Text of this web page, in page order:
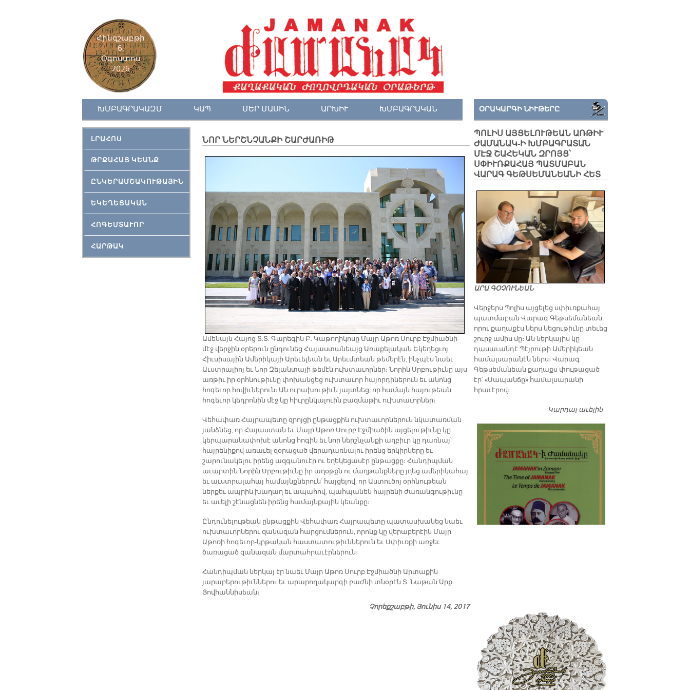
Հինգշաբթի
6,
Օգոստոս
2026
ԽՄԲԱԳՐԱԿԱԶՄ ԿԱՊ ՄԵՐ ՄԱՍԻՆ ԱՐԽԻՒ ԽՄԲԱԳՐԱԿԱՆ
ԼՐԱՀՈՍ
ԹՐՔԱՀԱՅ ԿԵԱՆՔ
ԸՆԿԵՐԱՄՇԱԿՈՒԹԱՅԻՆ
ԵԿԵՂԵՑԱԿԱՆ
ՀՈԳԵՄՏԱՒՈՐ
ՀԱՐԹԱԿ
ՆՈՐ ՆԵՐՇՆՉԱՆՔԻ ՇԱՐԺԱՌԻԹ
Ամենայն Հայոց Տ.Տ. Գարեգին Բ. Կաթողիկոսը Մայր Աթոռ Սուրբ Էջմիածնի
մէջ վերջին օրերուն ընդունեց Հայաստանեայց Առաքելական Եկեղեցւոյ
Հիւսիսային Ամերիկայի Արեւելեան եւ Արեւմտեան թեմերէն, ինչպէս նաեւ
Աւստրալիոյ եւ Նոր Զելանտայի թեմէն ուխտաւորներ։ Նորին Սրբութիւնը այս
առթիւ իր օրհնութիւնը փոխանցեց ուխտաւոր հայորդիներուն եւ անոնց
հոգեւոր հովիւներուն։ Ան ուրախութիւն յայտնեց, որ համայն հայութեան
հոգեւոր կեդրոնին մէջ կը հիւրընկալուին բազմաթիւ ուխտաւորներ։
Վեհափառ Հայրապետը զրոյցի ընթացքին ուխտաւորներուն նկատառման
յանձնեց, որ Հայաստան եւ Մայր Աթոռ Սուրբ Էջմիածին այցելութիւնը կը
կերպարանափոխէ անոնց հոգին եւ նոր ներշնչանքի աղբիւր կը դառնայ՝
հայրենիքով առաւել զօրացած վերադառնալու իրենց երկիրները եւ
շարունակելու իրենց ազգանուէր ու եղեկեցասէր ընթացքը։ Հանդիպման
աւարտին Նորին Սրբութիւնը իր աղօթքն ու մաղթանքները յղեց ամերիկահայ
եւ աւստրալահայ համայնքներուն՝ հայցելով, որ Աստուծոյ օրհնութեան
ներքեւ ապրին խաղաղ եւ ապահով, պահպանեն հայրենի ժառանգութիւնը
եւ աւելի շէնացնեն իրենց համայնքային կեանքը։
Ընդունելութեան ընթացքին Վեհափառ Հայրապետը պատասխանեց նաեւ
ուխտաւորներու զանազան հարցումներուն, որոնք կը վերաբերէին Մայր
Աթոռի հոգեւոր-կրթական հաստատութիւններուն եւ Սփիւռքի առջեւ
ծառացած զանազան մարտահրաւէրներուն։
Հանդիպման ներկայ էր նաեւ Մայր Աթոռ Սուրբ Էջմիածնի Արտաքին
յարաբերութիւններու եւ արարողակարգի բաժնի տնօրէն Տ. Նաթան Արք.
Յովհաննիսեան։
Չորեքշաբթի, Յունիս 14, 2017
ՕՐԱԿԱՐԳԻ ՆԻՒԹԵՐԸ
ՊՈԼԻՍ ԱՅՑԵԼՈՒԹԵԱՆ ԱՌԹԻՒ
ԺԱՄԱՆԱԿ-Ի ԽՄԲԱԳՐԱՏԱՆ
ՄԷՋ ՇԱՀԵԿԱՆ ԶՐՈՅՑ՝
ՍՓԻՒՌՔԱՀԱՅ ՊԱՏՄԱԲԱՆ
ՎԱՐԱԳ ԳԵԹՍԵՄԱՆԵԱՆԻ ՀԵՏ
ԱՐԱ ԳՕՉՈՒՆԵԱՆ
Վերջերս Պոլիս այցելեց սփիւռքահայ
պատմաբան Վարագ Գեթսեմանեան,
որու քաղաքէս ներս կեցութիւնը տեւեց
շուրջ ամիս մը։ Ան ներկայիս կը
դասաւանդէ Պէյրութի Ամերիկեան
համալսարանէն ներս։ Վարագ
Գեթսեմանեան քաղաքս փութացած
էր՝ «Սապանճը» համալսարանի
հրաւէրով։
Կարդալ աւելինՊոլիս այցելութեան